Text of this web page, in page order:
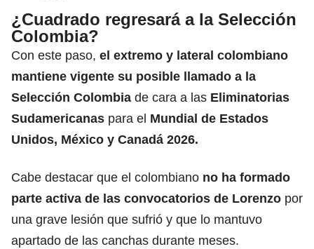
¿Cuadrado regresará a la Selección
Colombia?
Con este paso, el extremo y lateral colombiano
mantiene vigente su posible llamado a la
Selección Colombia de cara a las Eliminatorias
Sudamericanas para el Mundial de Estados
Unidos, México y Canadá 2026.
Cabe destacar que el colombiano no ha formado
parte activa de las convocatorios de Lorenzo por
una grave lesión que sufrió y que lo mantuvo
apartado de las canchas durante meses.